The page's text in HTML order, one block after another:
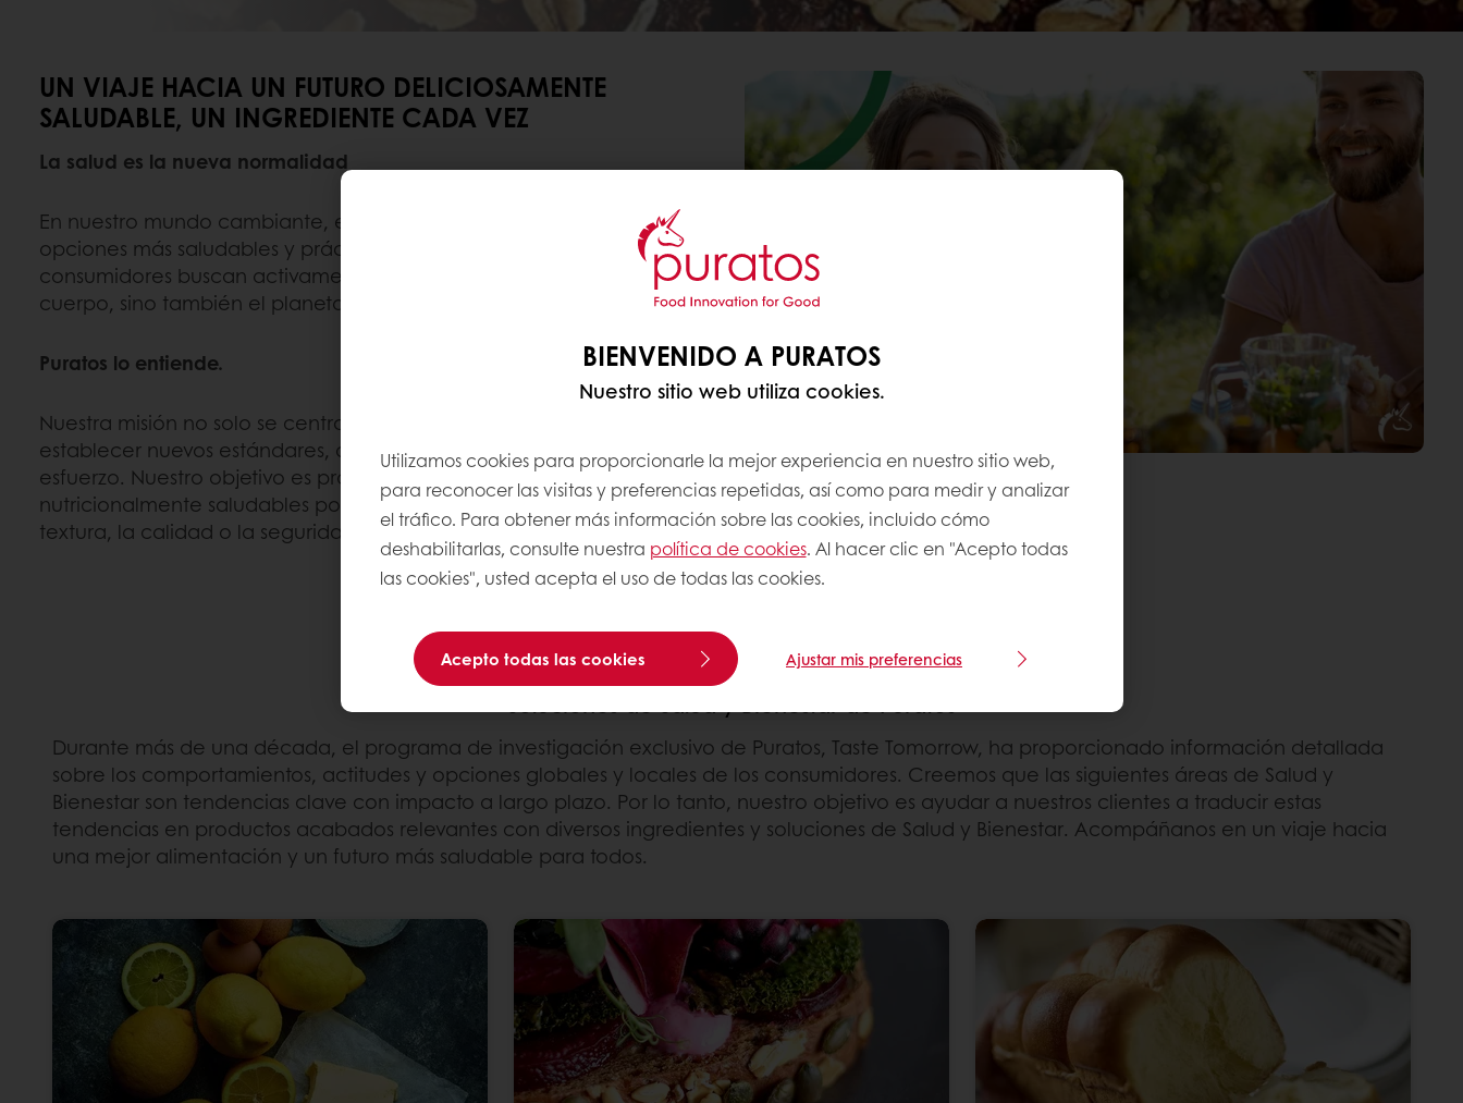
UN VIAJE HACIA UN FUTURO DELICIOSAMENTE
SALUDABLE, UN INGREDIENTE CADA VEZ
La salud es la nueva normalidad
En nuestro mundo cambiante, existe un creciente apetito por
opciones más saludables y prácticas alimentarias sostenibles. Más
consumidores buscan activamente alimentos que nutran no solo el
cuerpo, sino también el planeta.
Puratos lo entiende.
Nuestra misión no solo se centra en los ingredientes, sino también en
establecer nuevos estándares, donde la salud y el sabor se unen sin
esfuerzo. Nuestro objetivo es proporcionar los productos más
nutricionalmente saludables posibles, sin comprometer el sabor, la
textura, la calidad o la seguridad.
Soluciones de Salud y Bienestar de Puratos
Durante más de una década, el programa de investigación exclusivo de Puratos, Taste Tomorrow, ha proporcionado información detallada
sobre los comportamientos, actitudes y opciones globales y locales de los consumidores. Creemos que las siguientes áreas de Salud y
Bienestar son tendencias clave con impacto a largo plazo. Por lo tanto, nuestro objetivo es ayudar a nuestros clientes a traducir estas
tendencias en productos acabados relevantes con diversos ingredientes y soluciones de Salud y Bienestar. Acompáñanos en un viaje hacia
una mejor alimentación y un futuro más saludable para todos.
BIENVENIDO A PURATOS
Nuestro sitio web utiliza cookies.
Utilizamos cookies para proporcionarle la mejor experiencia en nuestro sitio web,
para reconocer las visitas y preferencias repetidas, así como para medir y analizar
el tráfico. Para obtener más información sobre las cookies, incluido cómo
deshabilitarlas, consulte nuestra política de cookies. Al hacer clic en "Acepto todas
las cookies", usted acepta el uso de todas las cookies.
Acepto todas las cookies Ajustar mis preferencias